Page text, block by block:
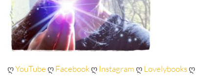
ღYouTubeღFacebookღ InstagramღLovelybooksღ